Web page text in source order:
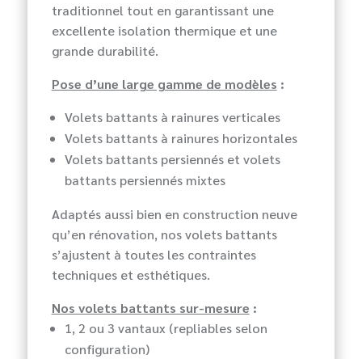
traditionnel tout en garantissant une
excellente isolation thermique et une
grande durabilité.
Pose d’une large gamme de modèles :
Volets battants à rainures verticales
Volets battants à rainures horizontales
Volets battants persiennés et volets
battants persiennés mixtes
Adaptés aussi bien en construction neuve
qu’en rénovation, nos volets battants
s’ajustent à toutes les contraintes
techniques et esthétiques.
Nos volets battants sur-mesure :
1, 2 ou 3 vantaux (repliables selon
configuration)